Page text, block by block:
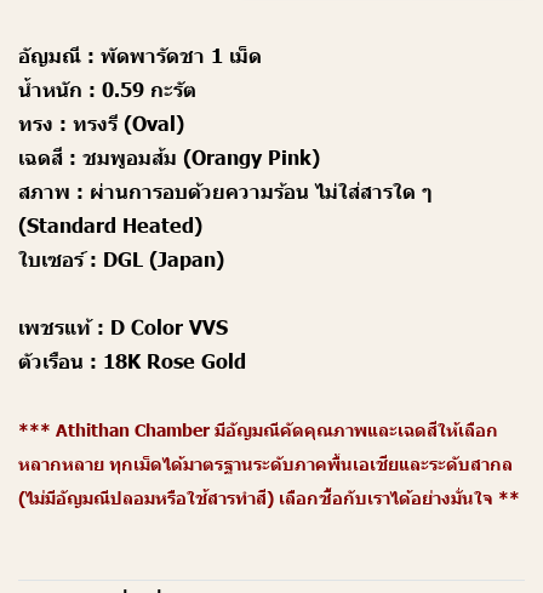
อัญมณี : พัดพารัดชา 1 เม็ด
น้ำหนัก : 0.59 กะรัต
ทรง : ทรงรี (Oval)
เฉดสี : ชมพูอมส้ม (Orangy Pink)
สภาพ : ผ่านการอบด้วยความร้อน ไม่ใส่สารใด ๆ
(Standard Heated)
ใบเซอร์ : DGL (Japan)
เพชรแท้ : D Color VVS
ตัวเรือน : 18K Rose Gold
*** Athithan Chamber มีอัญมณีคัดคุณภาพและเฉดสีให้เลือก
หลากหลาย ทุกเม็ดได้มาตรฐานระดับภาคพื้นเอเชียและระดับสากล
(ไม่มีอัญมณีปลอมหรือใช้สารทำสี) เลือกซื้อกับเราได้อย่างมั่นใจ **